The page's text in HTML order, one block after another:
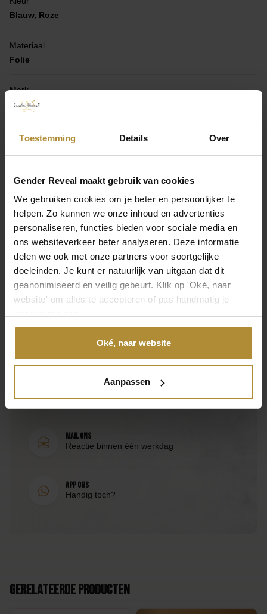
Toestemming Details Over
Gender Reveal maakt gebruik van cookies
We gebruiken cookies om je beter en persoonlijker te
helpen. Zo kunnen we onze inhoud en advertenties
personaliseren, functies bieden voor sociale media en
ons websiteverkeer beter analyseren. Deze informatie
delen we ook met onze partners voor soortgelijke
doeleinden. Je kunt er natuurlijk van uitgaan dat dit
geanonimiseerd en veilig gebeurt. Klik op 'Oké, naar
website' om alles te accepteren of pas handmatig je
Oké, naar website
Aanpassen
Blauw, Roze
Materiaal
Folie
Merk
Partydeco
Balloninhoud
EAN
Laat je mening achter
Laat een beoordeling achter
Neem direct contact op
volgende contactmogelijkheden.
Bel 085 - 2007 595
Wij helpen je graag
Mail ons
Reactie binnen één werkdag
App ons
Handig toch?
Gerelateerde producten